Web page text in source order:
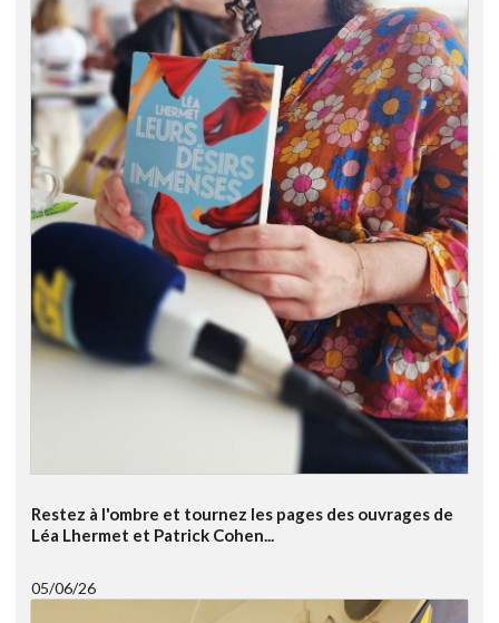
Restez à l'ombre et tournez les pages des ouvrages de
Léa Lhermet et Patrick Cohen...
05/06/26